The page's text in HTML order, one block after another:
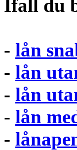
Ifall du
- lån
- lån
- lån
- lån
-